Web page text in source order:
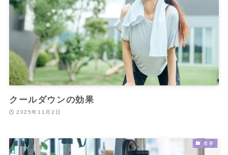
クールダウンの効果
2025年11月2日
食事